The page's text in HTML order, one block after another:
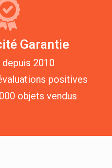
Garantie
2010
positives
objets vendus